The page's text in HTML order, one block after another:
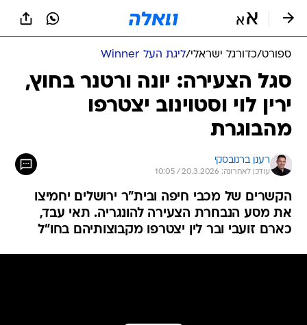
ספורט/כדורגל ישראלי/ליגת העל Winner
סגל הצעירה: יונה ורטנר בחוץ,
ירין לוי וסטוינוב יצטרפו
מהבוגרת
רענן ברנובסקי
עודכן לאחרונה: 20.3.2026 / 10:05
הקשרים של מכבי חיפה ובית"ר ירושלים יחמיצו
את מסע הנבחרת הצעירה להונגריה. תאי עבד,
כארם זועבי ובר לין יצטרפו מקבוצותיהם בחו"ל